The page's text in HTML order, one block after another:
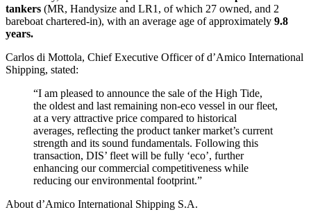
tankers (MR, Handysize and LR1, of which 27 owned, and 2
bareboat chartered-in), with an average age of approximately 9.8
years.
Carlos di Mottola, Chief Executive Officer of d’Amico International
Shipping, stated:
“I am pleased to announce the sale of the High Tide,
the oldest and last remaining non-eco vessel in our fleet,
at a very attractive price compared to historical
averages, reflecting the product tanker market’s current
strength and its sound fundamentals. Following this
transaction, DIS’ fleet will be fully ‘eco’, further
enhancing our commercial competitiveness while
reducing our environmental footprint.”
About d’Amico International Shipping S.A.